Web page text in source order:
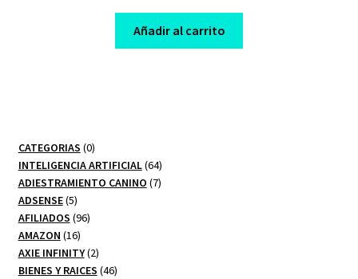
price
was:
$ 420,00.
price
is:
$ 20,00.
Añadir al carrito
CATEGORIAS 00
productos
INTELIGENCIA ARTIFICIAL 6464
productos
ADIESTRAMIENTO CANINO 77
ADSENSE 55
productos
AFILIADOS 9696
AMAZON 1616
productos
AXIE INFINITY 22
productos
BIENES Y RAICES 4646